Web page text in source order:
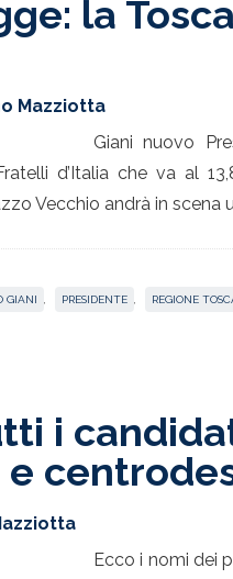
la
Mazziotta
Giani nuovo
d’Italia che va al
Vecchio andrà in scena
GIANI PRESIDENTE REGIONE
i
Ecco i nomi dei